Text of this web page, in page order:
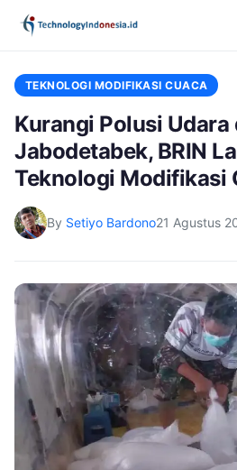
TEKNOLOGI MODIFIKASI CUACA
Kurangi Polusi Udara
Jabodetabek, BRIN
Teknologi Modifikasi
By Setiyo Bardono21 Agustus